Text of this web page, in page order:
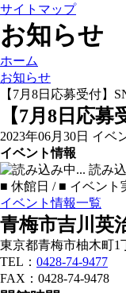
サイトマップ
お知らせ
ホーム
お知らせ
【7月8日応募受付】
【7月8日応
2023年06月30日 イベ
イベント情報
読み
■ 休館日 / ■ イベント
イベント情報一覧
青梅市吉川英
東京都青梅市柚木町1
TEL： 0428-74-9477
FAX：0428-74-9478